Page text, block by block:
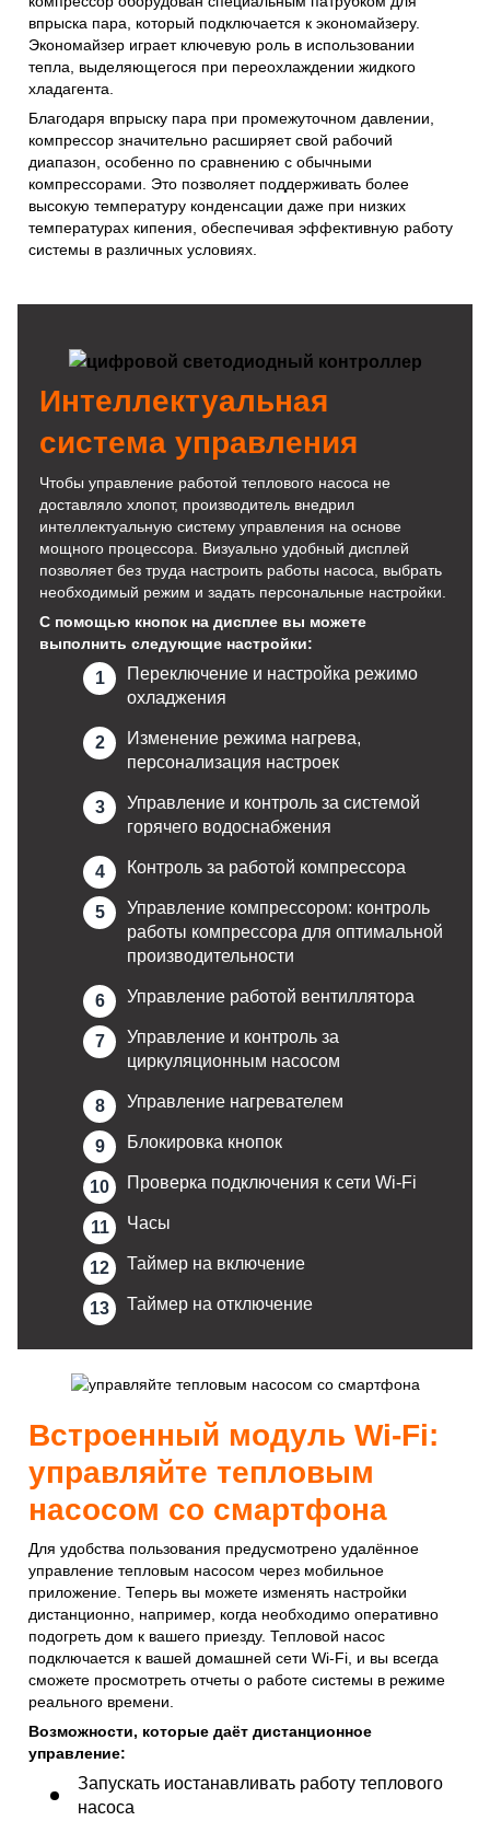
впрыска пара, который подключается к экономайзеру.
Экономайзер играет ключевую роль в использовании
тепла, выделяющегося при переохлаждении жидкого
хладагента.
Благодаря впрыску пара при промежуточном давлении,
компрессор значительно расширяет свой рабочий
диапазон, особенно по сравнению с обычными
компрессорами. Это позволяет поддерживать более
высокую температуру конденсации даже при низких
температурах кипения, обеспечивая эффективную работу
системы в различных условиях.
Интеллектуальная
система управления
Чтобы управление работой теплового насоса не
доставляло хлопот, производитель внедрил
интеллектуальную систему управления на основе
мощного процессора. Визуально удобный дисплей
позволяет без труда настроить работы насоса, выбрать
необходимый режим и задать персональные настройки.
С помощью кнопок на дисплее вы можете
выполнить следующие настройки:
Переключение и настройка режимо
охладжения
Изменение режима нагрева,
персонализация настроек
Управление и контроль за системой
горячего водоснабжения
Контроль за работой компрессора
Управление компрессором: контроль
работы компрессора для оптимальной
производительности
Управление работой вентиллятора
Управление и контроль за
циркуляционным насосом
Управление нагревателем
Блокировка кнопок
Проверка подключения к сети Wi-Fi
Часы
Таймер на включение
Таймер на отключение
Встроенный модуль Wi-Fi:
управляйте тепловым
насосом со смартфона
Для удобства пользования предусмотрено удалённое
управление тепловым насосом через мобильное
приложение. Теперь вы можете изменять настройки
дистанционно, например, когда необходимо оперативно
подогреть дом к вашего приезду. Тепловой насос
подключается к вашей домашней сети Wi-Fi, и вы всегда
сможете просмотреть отчеты о работе системы в режиме
реального времени.
Возможности, которые даёт дистанционное
управление:
Запускать иостанавливать работу теплового
насоса